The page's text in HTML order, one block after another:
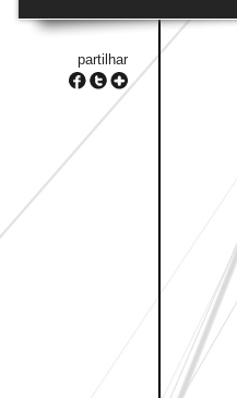
partilhar